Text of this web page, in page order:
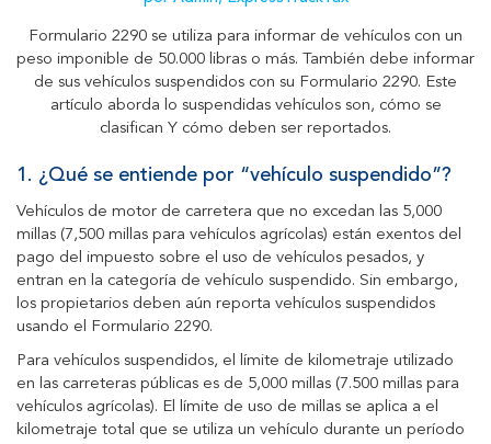
Formulario 2290 se utiliza para informar de vehículos con un
peso imponible de 50.000 libras o más. También debe informar
de sus vehículos suspendidos con su Formulario 2290. Este
artículo aborda lo suspendidas vehículos son, cómo se
clasifican Y cómo deben ser reportados.
1. ¿Qué se entiende por “vehículo suspendido”?
Vehículos de motor de carretera que no excedan las 5,000
millas (7,500 millas para vehículos agrícolas) están exentos del
pago del impuesto sobre el uso de vehículos pesados, y
entran en la categoría de vehículo suspendido. Sin embargo,
los propietarios deben aún reporta vehículos suspendidos
usando el Formulario 2290.
Para vehículos suspendidos, el límite de kilometraje utilizado
en las carreteras públicas es de 5,000 millas (7.500 millas para
vehículos agrícolas). El límite de uso de millas se aplica a el
kilometraje total que se utiliza un vehículo durante un período